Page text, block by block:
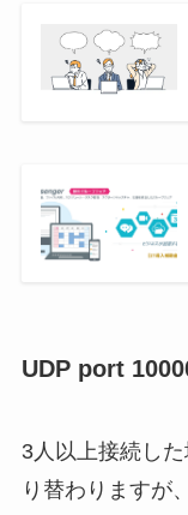
UDP port
3人以上接続し
り替わりますが